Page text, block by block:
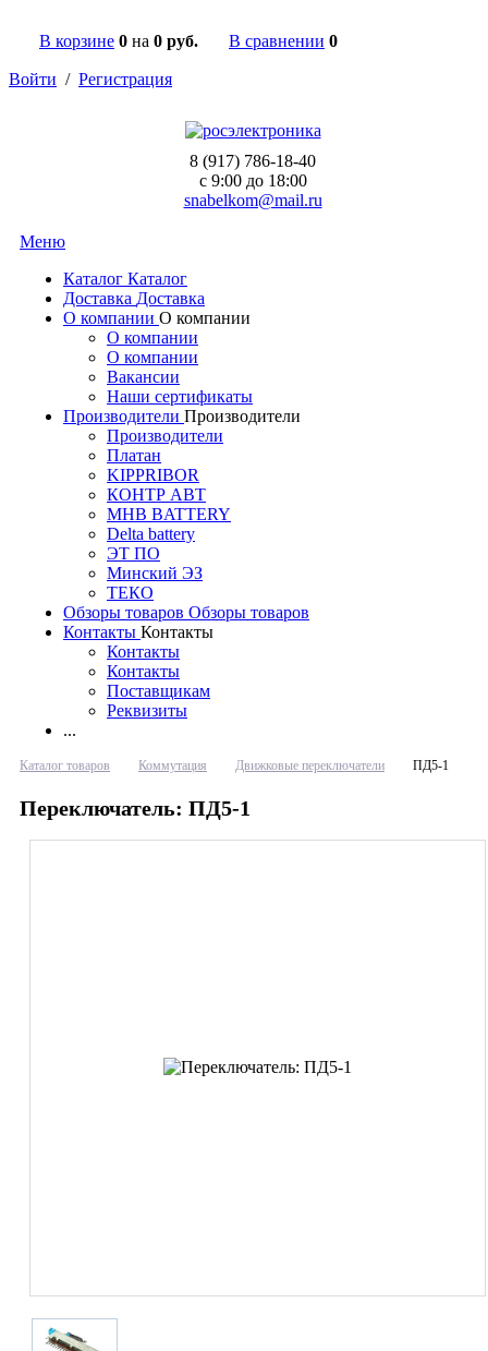
В корзине 0 на 0 руб. В сравнении 0
Войти / Регистрация
8 (917) 786-18-40
c 9:00 до 18:00
snabelkom@mail.ru
Меню
Каталог Каталог
Доставка Доставка
О компании О компании
О компании
О компании
Вакансии
Наши сертификаты
Производители Производители
Производители
Платан
KIPPRIBOR
КОНТР АВТ
MHB BATTERY
Delta battery
ЭT ПО
Минский ЭЗ
ТЕКО
Обзоры товаров Обзоры товаров
Контакты Контакты
Контакты
Контакты
Поставщикам
Реквизиты
...
Каталог товаров Коммутация Движковые переключатели ПД5-1
Переключатель: ПД5-1